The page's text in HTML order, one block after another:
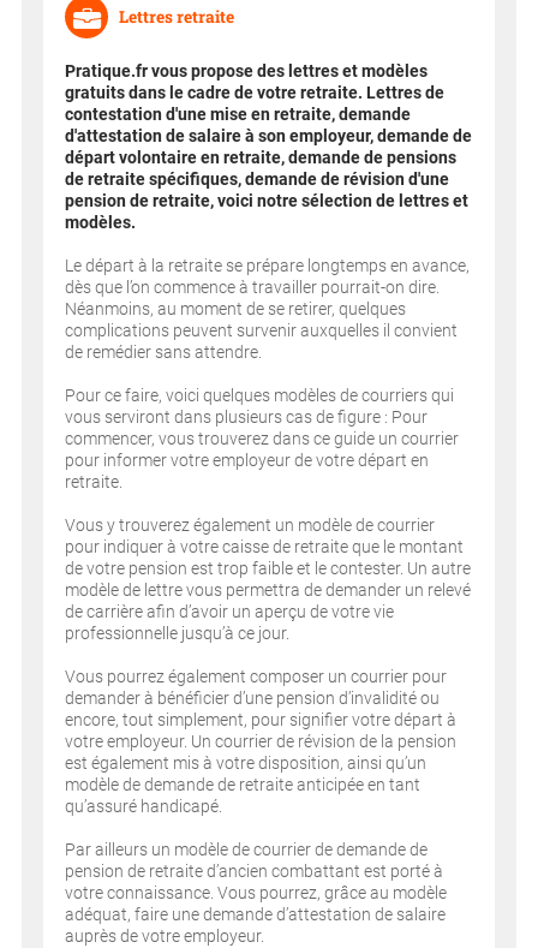
Lettres retraite
Pratique.fr vous propose des lettres et modèles
gratuits dans le cadre de votre retraite. Lettres de
contestation d'une mise en retraite, demande
d'attestation de salaire à son employeur, demande de
départ volontaire en retraite, demande de pensions
de retraite spécifiques, demande de révision d'une
pension de retraite, voici notre sélection de lettres et
modèles.
Le départ à la retraite se prépare longtemps en avance,
dès que l’on commence à travailler pourrait-on dire.
Néanmoins, au moment de se retirer, quelques
complications peuvent survenir auxquelles il convient
de remédier sans attendre.
Pour ce faire, voici quelques modèles de courriers qui
vous serviront dans plusieurs cas de figure : Pour
commencer, vous trouverez dans ce guide un courrier
pour informer votre employeur de votre départ en
retraite.
Vous y trouverez également un modèle de courrier
pour indiquer à votre caisse de retraite que le montant
de votre pension est trop faible et le contester. Un autre
modèle de lettre vous permettra de demander un relevé
de carrière afin d’avoir un aperçu de votre vie
professionnelle jusqu’à ce jour.
Vous pourrez également composer un courrier pour
demander à bénéficier d’une pension d’invalidité ou
encore, tout simplement, pour signifier votre départ à
votre employeur. Un courrier de révision de la pension
est également mis à votre disposition, ainsi qu’un
modèle de demande de retraite anticipée en tant
qu’assuré handicapé.
Par ailleurs un modèle de courrier de demande de
pension de retraite d’ancien combattant est porté à
votre connaissance. Vous pourrez, grâce au modèle
adéquat, faire une demande d’attestation de salaire
auprès de votre employeur.